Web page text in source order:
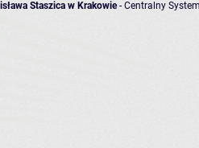
Staszica w Krakowie- Centralny